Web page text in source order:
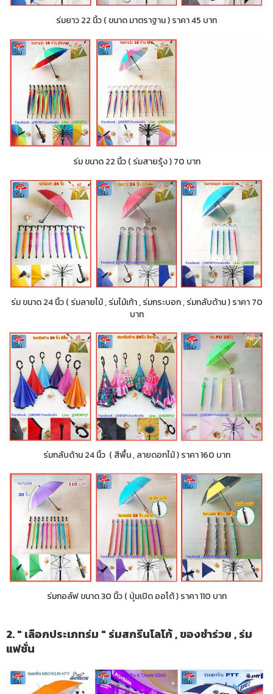
ร่มยาว 22 นิ้ว ( ขนาด มาตราฐาน ) ราคา 45 บาท
ร่ม ขนาด 22 นิ้ว ( ร่มสายรุ้ง ) 70 บาท
ร่ม ขนาด 24 นิ้ว ( ร่มลายไม้ , ร่มไม้เท้า , ร่มกระบอก , ร่มกลับด้าน ) ราคา 70
บาท
ร่มกลับด้าน 24 นิ้ว ( สีพื้น , ลายดอกไม้ ) ราคา 160 บาท
ร่มกอล์ฟ ขนาด 30 นิ้ว ( ปุ่มเปิด ออโต้ ) ราคา 110 บาท
2. " เลือกประเภทร่ม " ร่มสกรีนโลโก้ , ของชำร่วย , ร่ม
แฟชั่น